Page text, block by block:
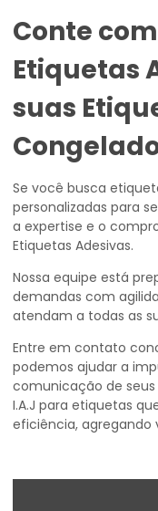
Conte
Etiquetas
suas
Se você busca
personalizadas para
a expertise e o
Etiquetas Adesivas.
Nossa equipe está
demandas com
atendam a todas as
Entre em contato
podemos ajudar a
comunicação de
I.A.J para etiquetas
eficiência, agregando